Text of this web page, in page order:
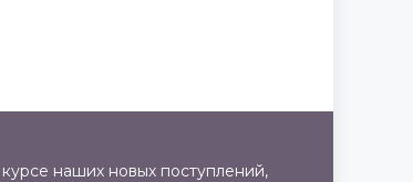
наших новых поступлений,